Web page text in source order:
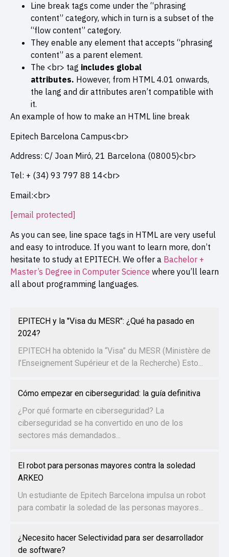
Line break tags come under the “phrasing
content” category, which in turn is a subset of the
“flow content” category.
They enable any element that accepts “phrasing
content” as a parent element.
The <br> tag includes global
attributes. However, from HTML 4.01 onwards,
the lang and dir attributes aren’t compatible with
it.
An example of how to make an HTML line break
Epitech Barcelona Campus<br>
Address: C/ Joan Miró, 21 Barcelona (08005)<br>
Tel: + (34) 93 797 88 14<br>
Email:<br>
[email protected]
As you can see, line space tags in HTML are very useful
and easy to introduce. If you want to learn more, don’t
hesitate to study at EPITECH. We offer a Bachelor +
Master’s Degree in Computer Science where you’ll learn
all about programming languages.
EPITECH y la "Visa du MESR": ¿Qué ha pasado en
2024?
EPITECH ha obtenido la “Visa” du MESR (Ministère de
l’Enseignement Supérieur et de la Recherche) Esto...
Cómo empezar en ciberseguridad: la guía definitiva
¿Por qué formarte en ciberseguridad? La
ciberseguridad se ha convertido en uno de los
sectores más demandados...
El robot para personas mayores contra la soledad
ARKEO
Un estudiante de Epitech Barcelona impulsa un robot
para combatir la soledad de las personas mayores...
¿Necesito hacer Selectividad para ser desarrollador
de software?